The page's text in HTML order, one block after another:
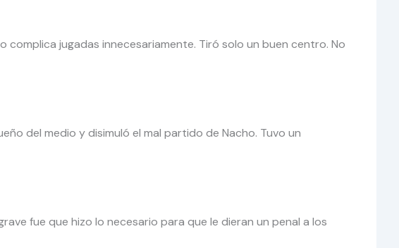
jugadas innecesariamente. Tiró solo un buen centro. No
del medio y disimuló el mal partido de Nacho. Tuvo un
fue que hizo lo necesario para que le dieran un penal a los